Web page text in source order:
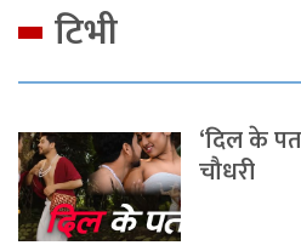
टिभी
‘दिल के
चौधरी